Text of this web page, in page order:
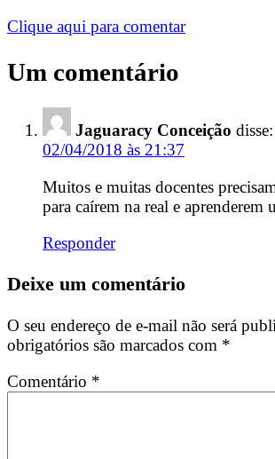
Clique aqui para comentar
Um comentário
Jaguaracy Conceição disse:
02/04/2018 às 21:37
Muitos e muitas docentes
para caírem na real e aprenderem
Responder
Deixe um comentário
O seu endereço de e-mail não será
obrigatórios são marcados com *
Comentário *